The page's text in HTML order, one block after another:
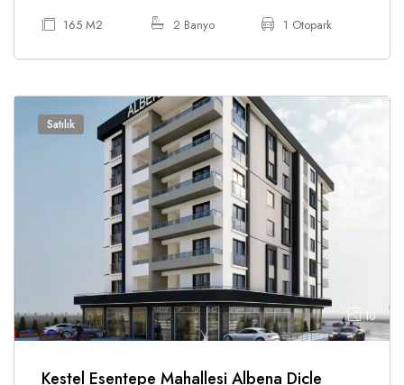
165 M2 2 Banyo 1 Otopark
Satılık
10
Kestel Esentepe Mahallesi Albena Dicle